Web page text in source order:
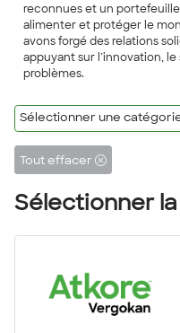
reconnues et un
alimenter et protéger le
avons forgé des relations
appuyant sur l’innovation,
problèmes.
Tout effacer
Sélectionner